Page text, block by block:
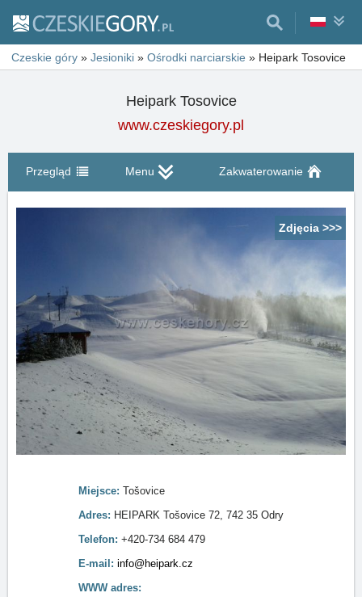
Czeskie góry » Jesioniki » Ośrodki narciarskie » Heipark Tosovice
Heipark Tosovice
www.czeskiegory.pl
Przegląd Menu Zakwaterowanie
Zdjęcia >>>
Miejsce: Tošovice
Adres: HEIPARK Tošovice 72, 742 35 Odry
Telefon: +420-734 684 479
E-mail: info@heipark.cz
WWW adres: